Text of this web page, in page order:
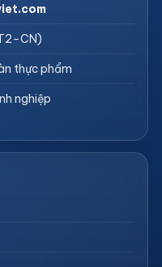
thực phẩm
nghiệp